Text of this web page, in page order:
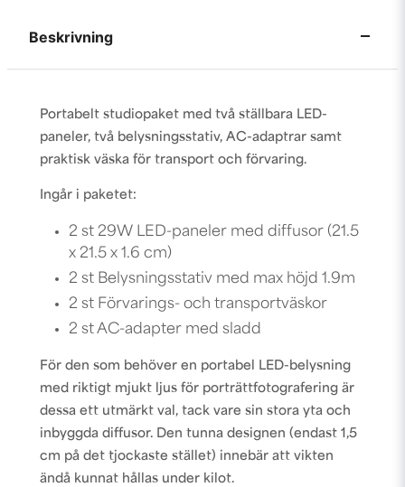
Beskrivning
Portabelt studiopaket med två ställbara LED-
paneler, två belysningsstativ, AC-adaptrar samt
praktisk väska för transport och förvaring.
Ingår i paketet:
2 st 29W LED-paneler med diffusor (21.5
x 21.5 x 1.6 cm)
2 st Belysningsstativ med max höjd 1.9m
2 st Förvarings- och transportväskor
2 st AC-adapter med sladd
För den som behöver en portabel LED-belysning
med riktigt mjukt ljus för porträttfotografering är
dessa ett utmärkt val, tack vare sin stora yta och
inbyggda diffusor. Den tunna designen (endast 1,5
cm på det tjockaste stället) innebär att vikten
ändå kunnat hållas under kilot.